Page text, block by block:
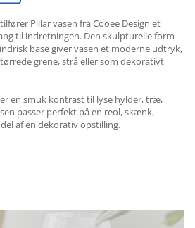
Pillar vasen fra Cooee Design et
til indretningen. Den skulpturelle form
base giver vasen et moderne udtryk,
grene, strå eller som dekorativt
en smuk kontrast til lyse hylder, træ,
passer perfekt på en reol, skænk,
af en dekorativ opstilling.